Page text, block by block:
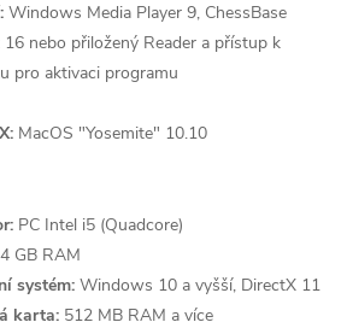
Windows Media Player 9, ChessBase
nebo přiložený Reader a přístup k
pro aktivaci programu
MacOS "Yosemite" 10.10
PC Intel i5 (Quadcore)
4 GB RAM
systém: Windows 10 a vyšší, DirectX 11
karta: 512 MB RAM a více